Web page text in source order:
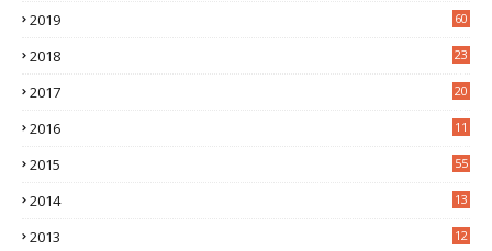
2019 60
2018
23
2017
20
2016
11
2015 55
2014
13
2013
12